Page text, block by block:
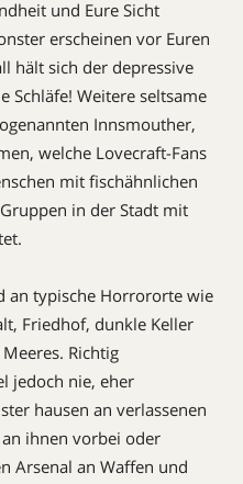
und Eure Sicht
erscheinen vor Euren
hält sich der depressive
Schläfe! Weitere seltsame
­Innsmouther,
welche Lovecraft-Fans
mit fischähnlichen
in der Stadt mit
an typische Horrororte wie
Friedhof, dunkle Keller
Richtig
jedoch nie, eher
hausen an verlassenen
ihnen vorbei oder
Arsenal an Waffen und